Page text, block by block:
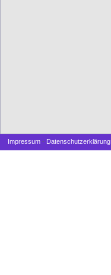
Impressum - Datenschutzerklärung